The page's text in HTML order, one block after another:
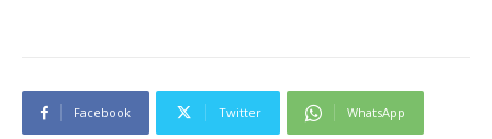
Facebook Twitter WhatsApp